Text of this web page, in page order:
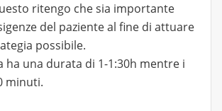
ritengo che sia importante
del paziente al fine di attuare
possibile.
ha una durata di 1-1:30h mentre i
minuti.